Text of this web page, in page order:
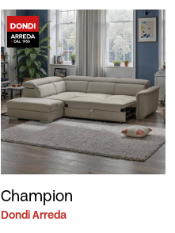
Champion
Dondi Arreda